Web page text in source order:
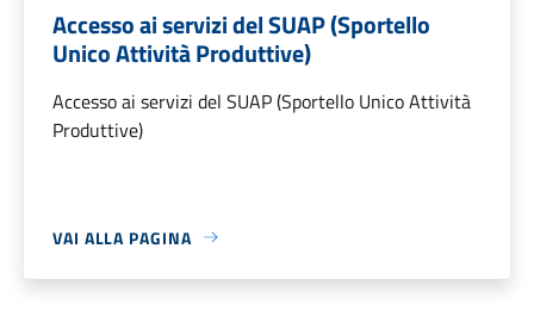
Accesso ai servizi del SUAP (Sportello
Unico Attività Produttive)
Accesso ai servizi del SUAP (Sportello Unico Attività
Produttive)
VAI ALLA PAGINA